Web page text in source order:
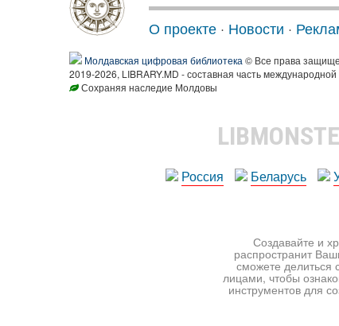
О проекте · Новости ·
Молдавская цифровая библиотека © Все права
2019-2026, LIBRARY.MD - составная часть
Сохраняя наследие Молдовы
Россия Беларусь
Создавайте и
распространит
сможете делиться
лицами, чтобы
инструментов для